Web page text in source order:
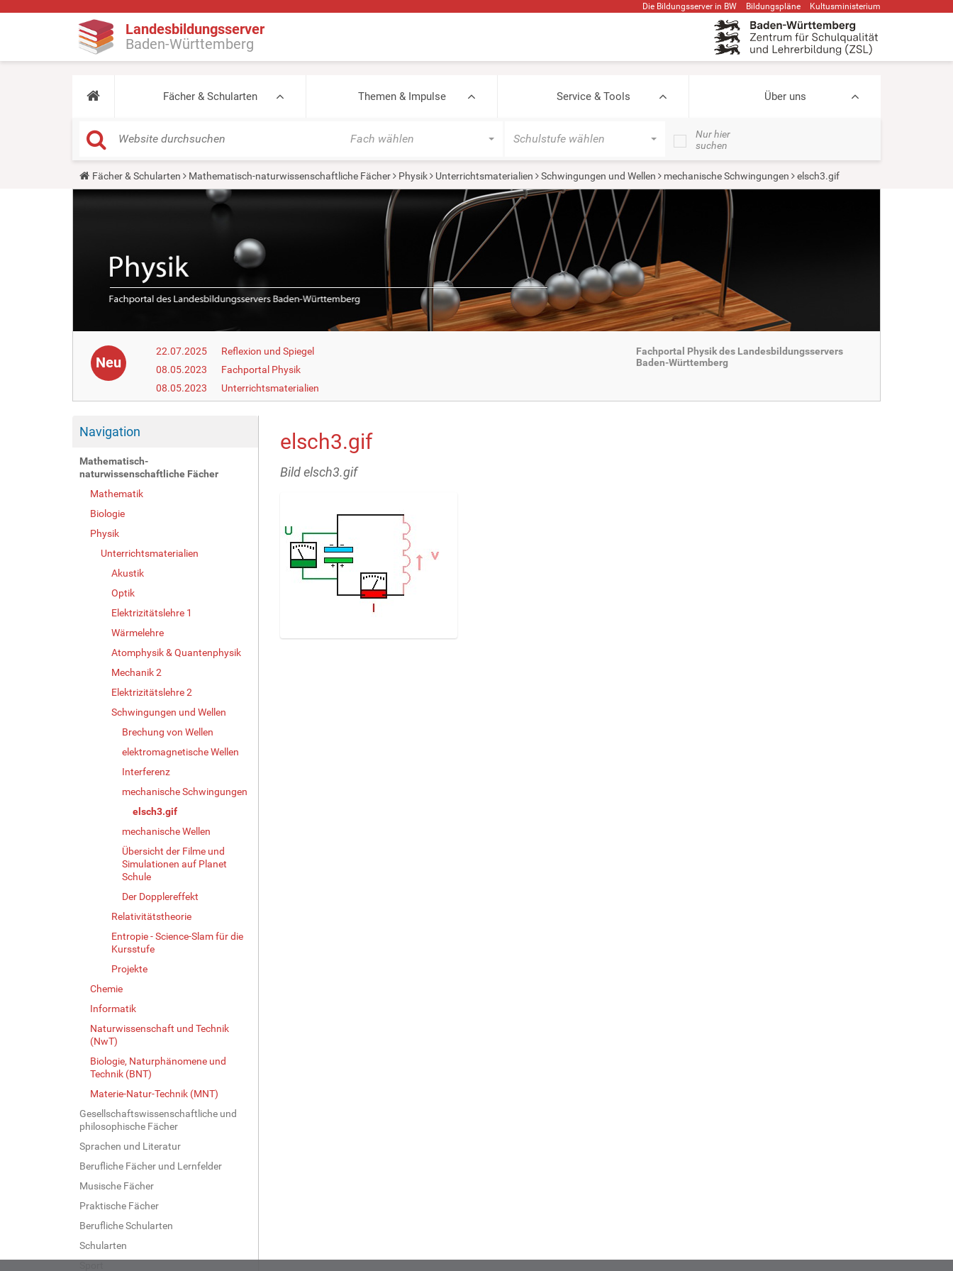
Die Bildungsserver in BW Bildungspläne Kultusministerium
Landesbildungsserver
Baden-Württemberg
Fächer & Schularten Themen & Impulse Service & Tools Über uns
Fach wählen Schulstufe wählen
Nur hier
suchen
Y
o
Fächer & Schularten Mathematisch-naturwissenschaftliche Fächer Physik Unterrichtsmaterialien Schwingungen und Wellen mechanische Schwingungen elsch3.gif
Neu
22.07.2025
Reflexion und Spiegel
08.05.2023
Fachportal Physik
08.05.2023
Unterrichtsmaterialien
Fachportal Physik des Landesbildungsservers
Baden-Württemberg
Navigation
Mathematisch-
naturwissenschaftliche Fächer
Mathematik
Biologie
Physik
Unterrichtsmaterialien
Akustik
Optik
Elektrizitätslehre 1
Wärmelehre
Atomphysik & Quantenphysik
Mechanik 2
Elektrizitätslehre 2
Schwingungen und Wellen
Brechung von Wellen
elektromagnetische Wellen
Interferenz
mechanische Schwingungen
elsch3.gif
mechanische Wellen
Übersicht der Filme und
Simulationen auf Planet
Schule
Der Dopplereffekt
Relativitätstheorie
Entropie - Science-Slam für die
Kursstufe
Projekte
Chemie
Informatik
Naturwissenschaft und Technik
(NwT)
Biologie, Naturphänomene und
Technik (BNT)
Materie-Natur-Technik (MNT)
Gesellschaftswissenschaftliche und
philosophische Fächer
Sprachen und Literatur
Berufliche Fächer und Lernfelder
Musische Fächer
Praktische Fächer
Berufliche Schularten
Schularten
elsch3.gif
Bild elsch3.gif